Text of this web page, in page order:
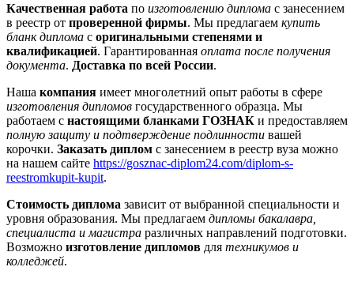
Качественная работа по изготовлению диплома с занесением
в реестр от проверенной фирмы. Мы предлагаем купить
бланк диплома с оригинальными степенями и
квалификацией. Гарантированная оплата после получения
документа. Доставка по всей России.
Наша компания имеет многолетний опыт работы в сфере
изготовления дипломов государственного образца. Мы
работаем с настоящими бланками ГОЗНАК и предоставляем
полную защиту и подтверждение подлинности вашей
корочки. Заказать диплом с занесением в реестр вуза можно
на нашем сайте https://gosznac-diplom24.com/diplom-s-
reestromkupit-kupit.
Стоимость диплома зависит от выбранной специальности и
уровня образования. Мы предлагаем дипломы бакалавра,
специалиста и магистра различных направлений подготовки.
Возможно изготовление дипломов для техникумов и
колледжей.